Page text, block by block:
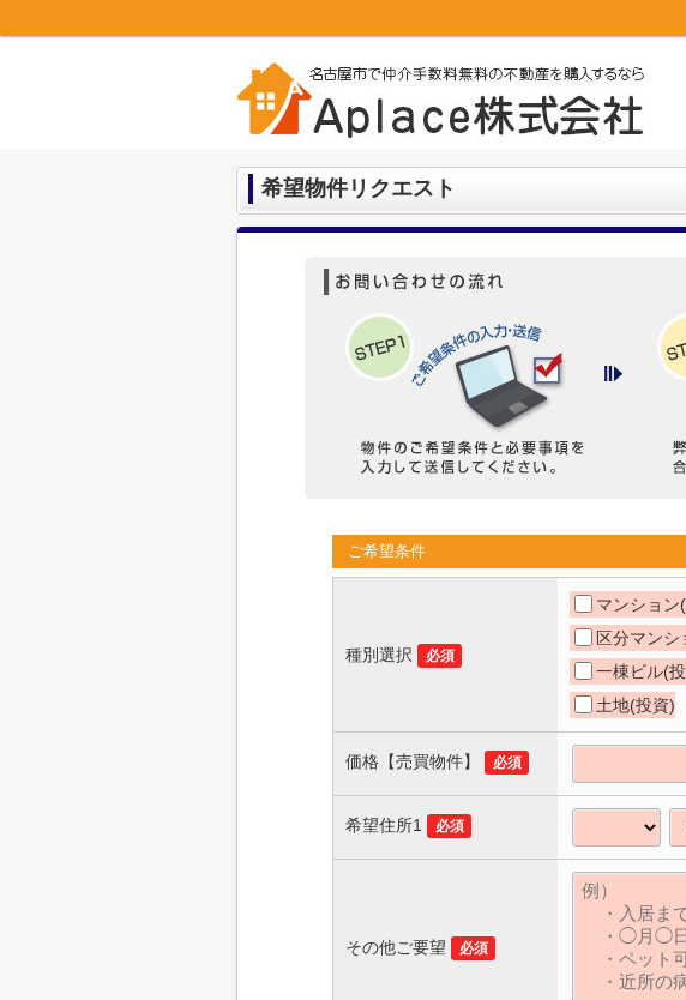
希望物件リクエスト
ご希望条件
種別選択 必須
マンション
区分マンシ
一棟ビル(
土地(投資)
価格【売買物件】 必須
希望住所1 必須
その他ご要望 必須